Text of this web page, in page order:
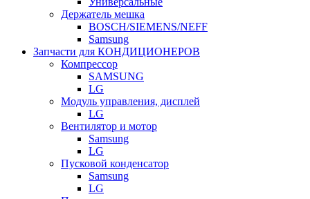
Держатель мешка
BOSCH/SIEMENS/NEFF
Samsung
Запчасти для КОНДИЦИОНЕРОВ
Компрессор
SAMSUNG
LG
Модуль управления, дисплей
LG
Вентилятор и мотор
Samsung
LG
Пусковой конденсатор
Samsung
LG